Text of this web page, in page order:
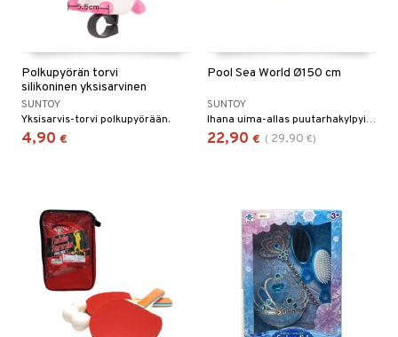
Polkupyörän torvi
silikoninen yksisarvinen
SUNTOY
Yksisarvis-torvi polkupyörään.
4,90 €
Pool Sea World Ø150 cm
SUNTOY
Ihana uima-allas puutarhakylpyihin.
22,90 € ( 29,90 €)